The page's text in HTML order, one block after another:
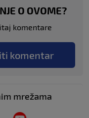
O OVOME?
komentare
komentar
mrežama